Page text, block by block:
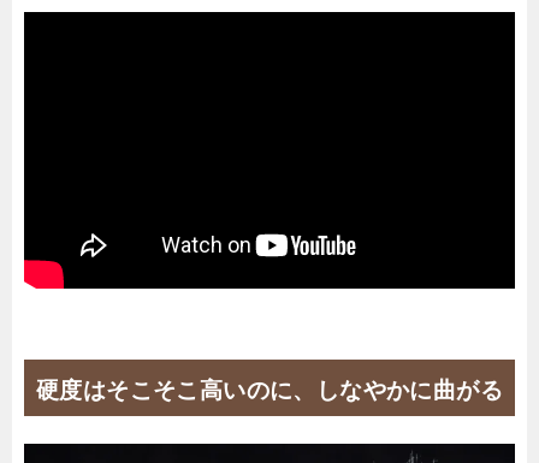
硬度はそこそこ高いのに、しなやかに曲がる